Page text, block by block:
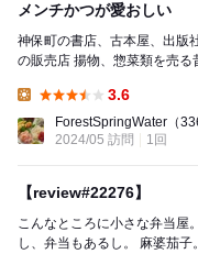
メンチかつが愛おしい
神保町の書店、古本屋、出版
の販売店 揚物、惣菜類を売る昔ながらのお肉屋さんは個人的に非常に好
3.6
ForestSpringWater （
2024/05 訪問
1回
【review#22276】
こんなところに小さな弁当屋
し、弁当もあるし。 麻婆茄子。小鉢的な量だけど170円。いいね、この値